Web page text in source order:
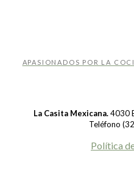
APASIONADOS POR LA
La Casita Mexicana.4030
Teléfono
Política